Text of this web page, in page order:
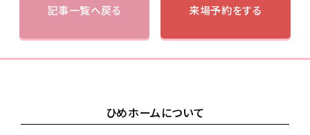
記事一覧へ戻る 来場予約をする
ひめホームについて